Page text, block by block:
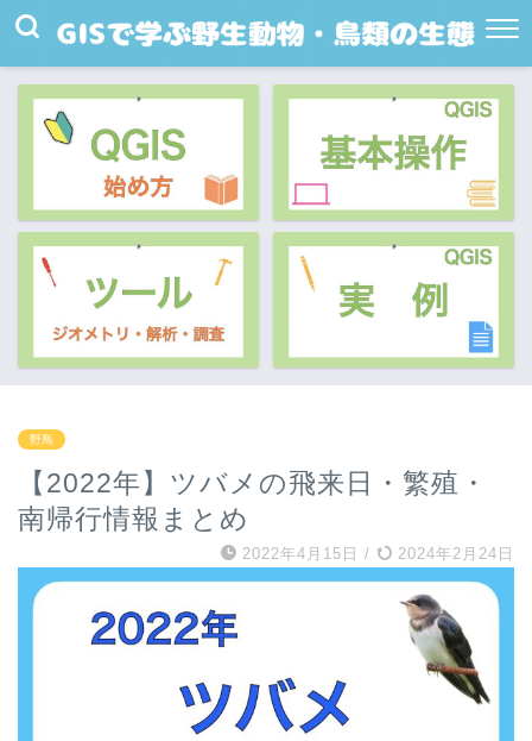
野鳥
【2022年】ツバメの飛来日・繁殖・
南帰行情報まとめ
2022年4月15日 / 2024年2月24日